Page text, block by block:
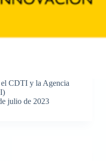
CDTI y la Agencia
julio de 2023